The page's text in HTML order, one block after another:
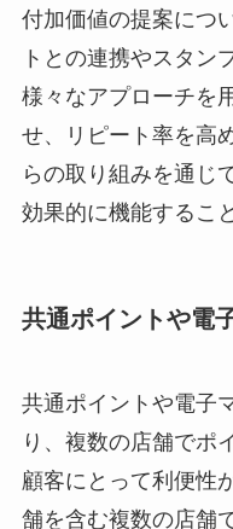
付加価値の提案につ
トとの連携やスタン
様々なアプローチを
せ、リピート率を高
らの取り組みを通じ
効果的に機能するこ
共通ポイントや電
共通ポイントや電子
り、複数の店舗でポ
顧客にとって利便性
舗を含む複数の店舗